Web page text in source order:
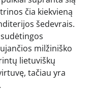
čia kiekvieną
šedevrais.
milžiniško
lietuviškų
tačiau yra